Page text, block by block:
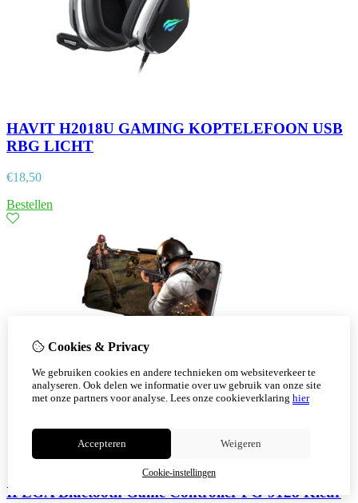
HAVIT H2018U GAMING KOPTELEFOON USB
RBG LICHT
€18,50
Bestellen
IPEGA Bluetooth Game Controller PG-9128 Kleur
Cookies & Privacy
We gebruiken cookies en andere technieken om websiteverkeer te
analyseren. Ook delen we informatie over uw gebruik van onze site
met onze partners voor analyse. Lees onze cookieverklaring hier
Accepteren Weigeren
Cookie-instellingen